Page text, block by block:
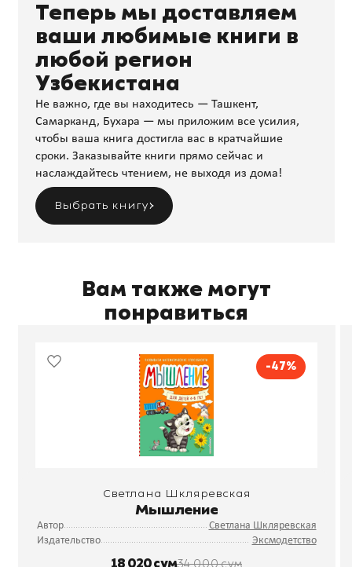
Теперь мы доставляем
ваши любимые книги в
любой регион
Узбекистана
Не важно, где вы находитесь — Ташкент,
Самарканд, Бухара — мы приложим все усилия,
чтобы ваша книга достигла вас в кратчайшие
сроки. Заказывайте книги прямо сейчас и
наслаждайтесь чтением, не выходя из дома!
Выбрать книгу
Вам также могут
понравиться
-47%
Светлана Шкляревская
Мышление
Автор
Светлана Шкляревская
Издательство
Эксмодетство
34 000 сум